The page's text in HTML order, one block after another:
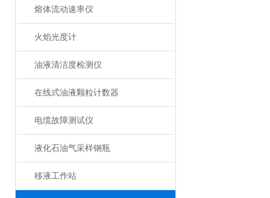
熔体流动速率仪
火焰光度计
油液清洁度检测仪
在线式油液颗粒计数器
电缆故障测试仪
液化石油气采样钢瓶
移液工作站